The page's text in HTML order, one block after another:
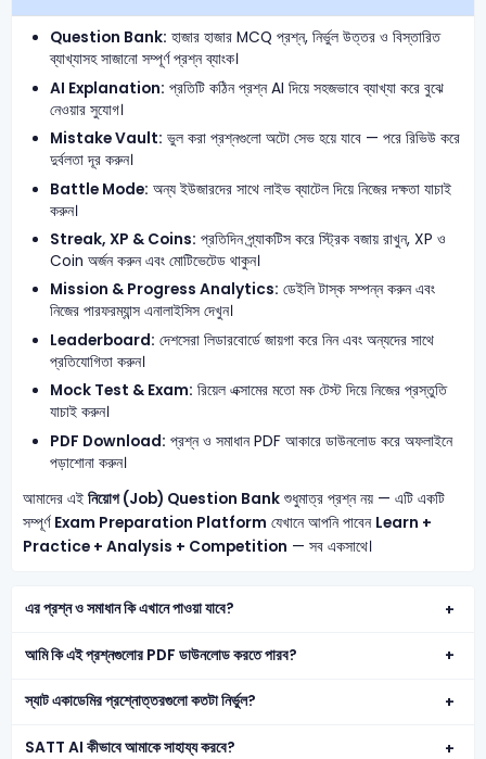
Question Bank: হাজার হাজার MCQ প্রশ্ন, নির্ভুল উত্তর ও বিস্তারিত
ব্যাখ্যাসহ সাজানো সম্পূর্ণ প্রশ্ন ব্যাংক।
AI Explanation: প্রতিটি কঠিন প্রশ্ন AI দিয়ে সহজভাবে ব্যাখ্যা করে বুঝে
নেওয়ার সুযোগ।
Mistake Vault: ভুল করা প্রশ্নগুলো অটো সেভ হয়ে যাবে — পরে রিভিউ করে
দুর্বলতা দূর করুন।
Battle Mode: অন্য ইউজারদের সাথে লাইভ ব্যাটেল দিয়ে নিজের দক্ষতা যাচাই
করুন।
Streak, XP & Coins: প্রতিদিন প্র্যাকটিস করে স্ট্রিক বজায় রাখুন, XP ও
Coin অর্জন করুন এবং মোটিভেটেড থাকুন।
Mission & Progress Analytics: ডেইলি টাস্ক সম্পন্ন করুন এবং
নিজের পারফরম্যান্স এনালাইসিস দেখুন।
Leaderboard: দেশসেরা লিডারবোর্ডে জায়গা করে নিন এবং অন্যদের সাথে
প্রতিযোগিতা করুন।
Mock Test & Exam: রিয়েল এক্সামের মতো মক টেস্ট দিয়ে নিজের প্রস্তুতি
যাচাই করুন।
PDF Download: প্রশ্ন ও সমাধান PDF আকারে ডাউনলোড করে অফলাইনে
পড়াশোনা করুন।
আমাদের এই নিয়োগ (Job) Question Bankশুধুমাত্র প্রশ্ন নয় — এটি একটি
সম্পূর্ণ Exam Preparation Platform যেখানে আপনি পাবেন Learn +
Practice + Analysis + Competition — সব একসাথে।
এর প্রশ্ন ও সমাধান কি এখানে পাওয়া যাবে?
আমি কি এই প্রশ্নগুলোর PDF ডাউনলোড করতে পারব?
স্যাট একাডেমির প্রশ্নোত্তরগুলো কতটা নির্ভুল?
SATT AI কীভাবে আমাকে সাহায্য করবে?